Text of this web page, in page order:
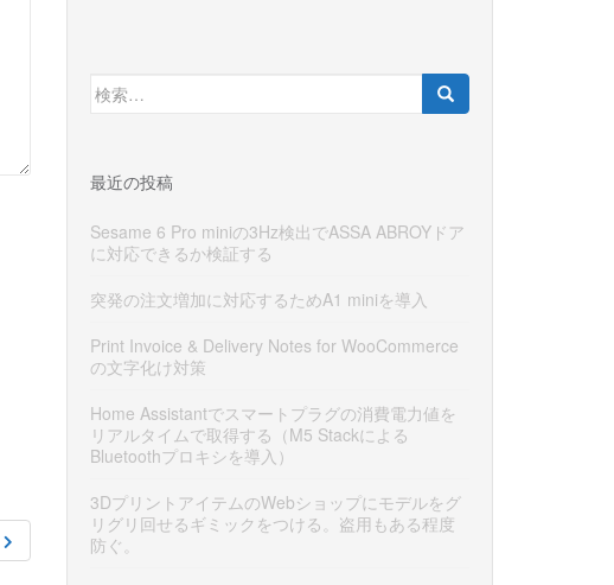
検
索:
最近の投稿
Sesame 6 Pro miniの3Hz検出でASSA ABROYドア
に対応できるか検証する
突発の注文増加に対応するためA1 miniを導入
Print Invoice & Delivery Notes for WooCommerce
の文字化け対策
Home Assistantでスマートプラグの消費電力値を
リアルタイムで取得する（M5 Stackによる
Bluetoothプロキシを導入）
3DプリントアイテムのWebショップにモデルをグ
リグリ回せるギミックをつける。盗用もある程度
防ぐ。